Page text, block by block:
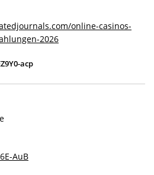
online-casinos-
2026
acp
AuB